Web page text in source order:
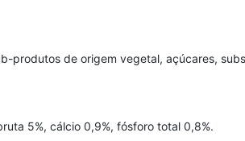
produtos de origem vegetal, açúcares,
5%, cálcio 0,9%, fósforo total 0,8%.